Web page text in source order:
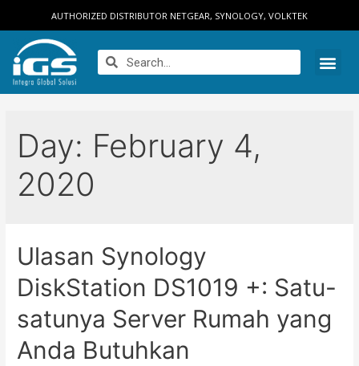
AUTHORIZED DISTRIBUTOR NETGEAR, SYNOLOGY, VOLKTEK
Day: February 4,
2020
Ulasan Synology
DiskStation DS1019 +: Satu-
satunya Server Rumah yang
Anda Butuhkan